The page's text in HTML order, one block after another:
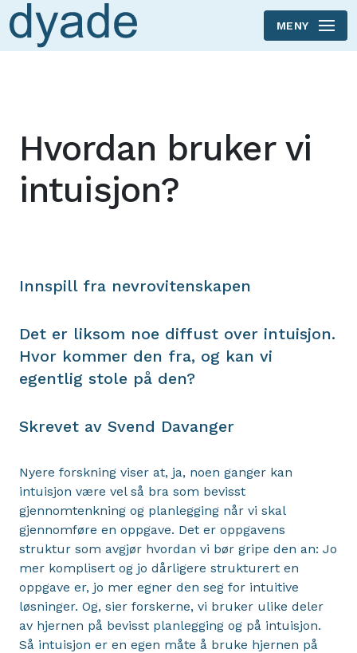
Skip to main content
MENY
Hvordan bruker vi
intuisjon?
Innspill fra nevrovitenskapen
Det er liksom noe diffust over intuisjon.
Hvor kommer den fra, og kan vi
egentlig stole på den?
Skrevet av Svend Davanger
Nyere forskning viser at, ja, noen ganger kan
intuisjon være vel så bra som bevisst
gjennomtenkning og planlegging når vi skal
gjennomføre en oppgave. Det er oppgavens
struktur som avgjør hvordan vi bør gripe den an: Jo
mer komplisert og jo dårligere strukturert en
oppgave er, jo mer egner den seg for intuitive
løsninger. Og, sier forskerne, vi bruker ulike deler
av hjernen på bevisst planlegging og på intuisjon.
Så intuisjon er en egen måte å bruke hjernen på